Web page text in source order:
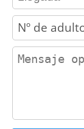
adults
contact_message